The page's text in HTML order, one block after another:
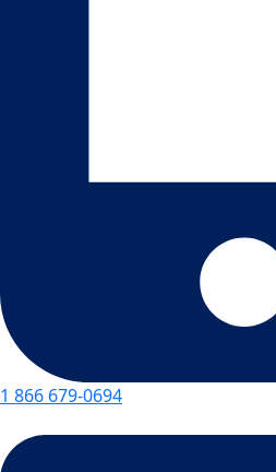
1 866 679-0694